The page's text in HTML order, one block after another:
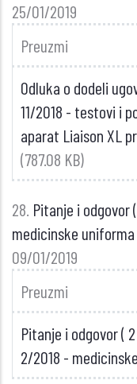
25/01/2019
Preuzmi
Odluka o dodeli
11/2018 - testovi i
aparat Liaison XL
(787.08 KB)
28. Pitanje i odgovor
medicinske uniforma
09/01/2019
Preuzmi
Pitanje i odgovor (
2/2018 -